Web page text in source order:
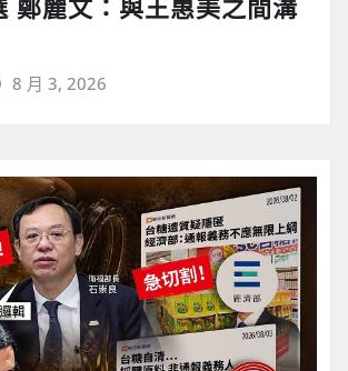
鄭麗文：與王惠美之間溝
8 月 3, 2026